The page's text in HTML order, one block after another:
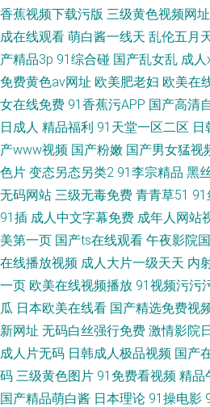
香蕉视频下载污版 三级黄色视频网址
成在线观看 萌白酱一线天 乱伦五月
产精品3p 91综合碰 国产乱女乱 成
免费黄色av网址 欧美肥老妇 欧美在
女在线免费 91香蕉污APP 国产高清
日成人 精品福利 91天堂一区二区 日
产www视频 国产粉嫩 国产男女猛视
色片 变态另态另类2 91李宗精品 黑
无码网站 三级无毒免费 青青草51 91
91插 成人中文字幕免费 成年人网站
美第一页 国产ts在线观看 午夜影院
在线播放视频 成人大片一级天天 内
一页 欧美在线视频播放 91视频污污
瓜 日本欧美在线看 国产精选免费视
新网址 无码白丝强行免费 激情影院
成人片无码 日韩成人极品视频 国产
码 三级黄色图片 91免费看视频 精品
国产精品萌白酱 日本理论 91操电影